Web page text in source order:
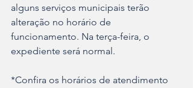
alguns serviços municipais terão
alteração no horário de
funcionamento. Na terça-feira, o
expediente será normal.
*Confira os horários de atendimento